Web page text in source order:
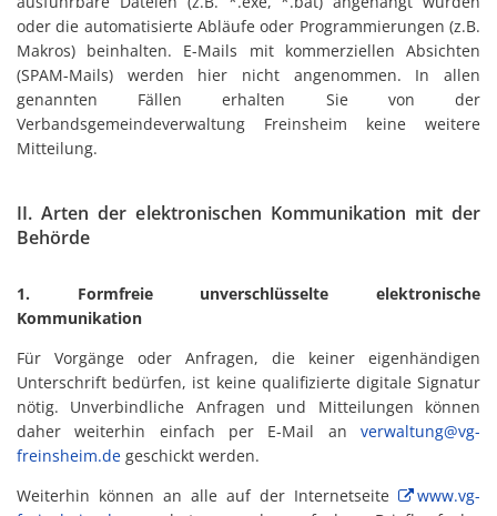
oder die automatisierte Abläufe oder Programmierungen (z.B.
Makros) beinhalten. E-Mails mit kommerziellen Absichten
(SPAM-Mails) werden hier nicht angenommen. In allen
genannten Fällen erhalten Sie von der
Verbandsgemeindeverwaltung Freinsheim keine weitere
Mitteilung.
II. Arten der elektronischen Kommunikation mit der
Behörde
1. Formfreie unverschlüsselte elektronische
Kommunikation
Für Vorgänge oder Anfragen, die keiner eigenhändigen
Unterschrift bedürfen, ist keine qualifizierte digitale Signatur
nötig.
Unverbindliche Anfragen und Mitteilungen können
daher weiterhin einfach per E-Mail an verwaltung@vg-
freinsheim.de geschickt werden.
Weiterhin können an alle auf der Internetseite
www.vg-